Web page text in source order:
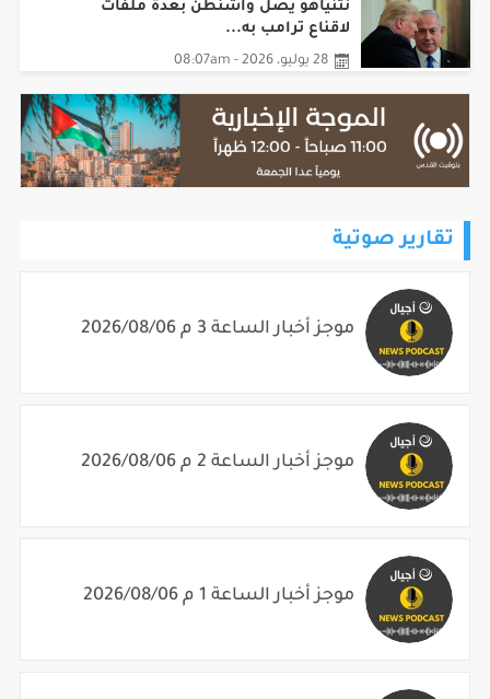
نتنياهو يصل واشنطن بعدة ملفات
لاقناع ترامب به...
28 يوليو، 2026 - 08:07am
تقارير صوتية
موجز أخبار الساعة 3 م 2026/08/06
موجز أخبار الساعة 2 م 2026/08/06
موجز أخبار الساعة 1 م 2026/08/06